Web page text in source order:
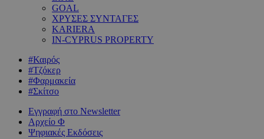
GOAL
ΧΡΥΣΕΣ ΣΥΝΤΑΓΕΣ
KARIERA
IN-CYPRUS PROPERTY
#Καιρός
#Τζόκερ
#Φαρμακεία
#Σκίτσο
Εγγραφή στο Newsletter
Αρχείο Φ
Ψηφιακές Εκδόσεις